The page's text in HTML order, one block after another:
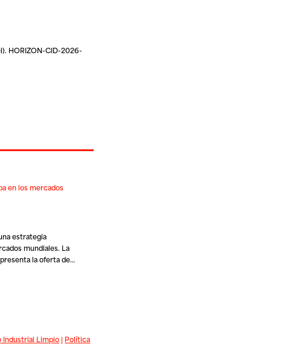
HORIZON-CID-2026-
en los mercados
estrategia
mundiales. La
la oferta de…
Industrial Limpio | Política